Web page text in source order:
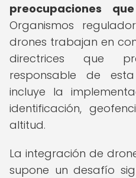
preocupaciones
Organismos
drones trabajan en
directrices que
responsable de
incluye la
identificación,
altitud.
La integración de
supone un desafío